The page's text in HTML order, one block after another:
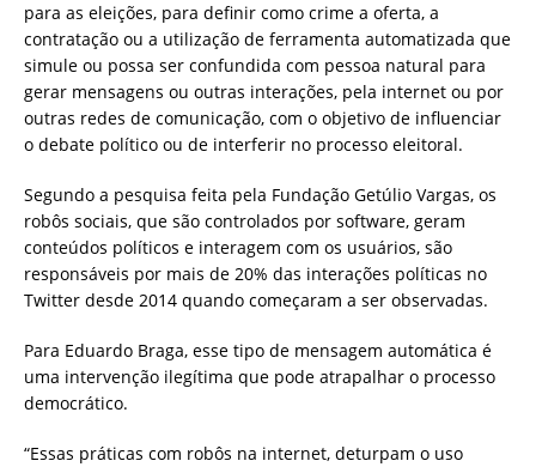
para as eleições, para definir como crime a oferta, a
contratação ou a utilização de ferramenta automatizada que
simule ou possa ser confundida com pessoa natural para
gerar mensagens ou outras interações, pela internet ou por
outras redes de comunicação, com o objetivo de influenciar
o debate político ou de interferir no processo eleitoral.
Segundo a pesquisa feita pela Fundação Getúlio Vargas, os
robôs sociais, que são controlados por software, geram
conteúdos políticos e interagem com os usuários, são
responsáveis por mais de 20% das interações políticas no
Twitter desde 2014 quando começaram a ser observadas.
Para Eduardo Braga, esse tipo de mensagem automática é
uma intervenção ilegítima que pode atrapalhar o processo
democrático.
“Essas práticas com robôs na internet, deturpam o uso